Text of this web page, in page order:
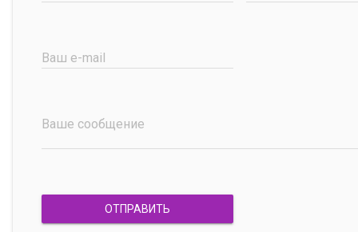
Ваш e-mail
Ваше сообщение
ОТПРАВИТЬ